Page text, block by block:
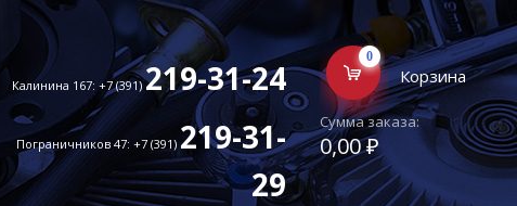
Калинина 167: +7 (391)219-31-24
Пограничников 47: +7 (391)219-31-
29
0
Корзина
Сумма заказа:
0,00 ₽